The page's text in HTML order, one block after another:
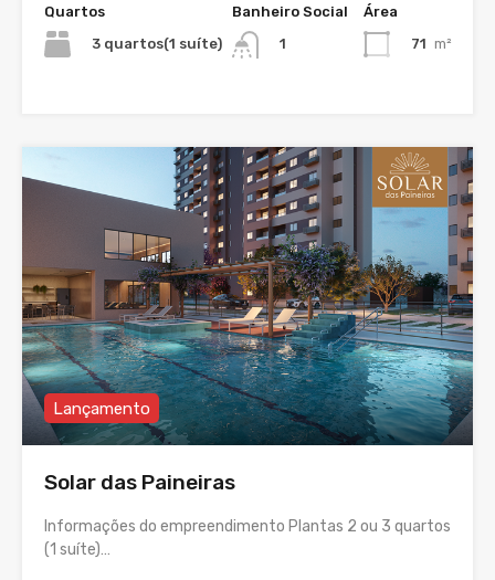
Quartos
3 quartos(1 suíte)
Banheiro Social
1
Área
71 m²
Lançamento
Solar das Paineiras
Informações do empreendimento Plantas 2 ou 3 quartos
(1 suíte)…